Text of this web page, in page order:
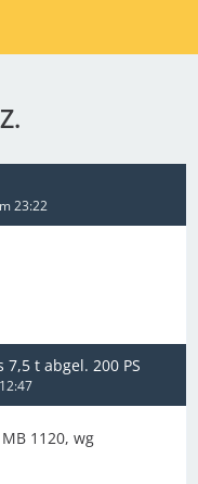
23:22
t abgel. 200 PS
1120, wg